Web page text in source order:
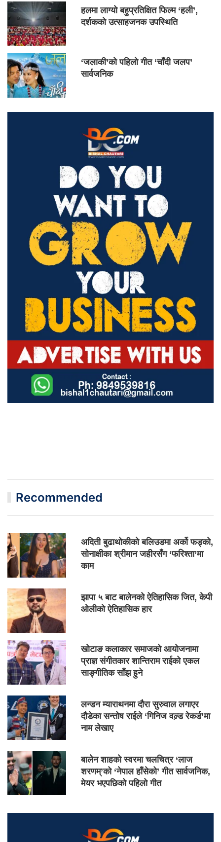
हलमा लाग्यो बहुप्रतिक्षित फिल्म ‘हली’,
दर्शकको उत्साहजनक उपस्थिति
‘जलाकी’को पहिलो गीत ‘चाँदी जलप’
सार्वजनिक
Recommended
अदिती बुढाथोकीको बलिउडमा अर्को फड्को,
सोनाक्षीका श्रीमान जहीरसँग ‘फरिश्ता’मा
काम
झापा ५ बाट बालेनको ऐतिहासिक जित, केपी
ओलीको ऐतिहासिक हार
खोटाङ कलाकार समाजको आयोजनामा
प्राज्ञ संगीतकार शान्तिराम राईको एकल
साङ्गीतिक साँझ हुने
लन्डन म्याराथनमा दौरा सुरुवाल लगाएर
दौडेका सन्तोष राईले ‘गिनिज वल्र्ड रेकर्ड’मा
नाम लेखाए
बालेन शाहको स्वरमा चलचित्र ‘लाज
शरणम्’को ‘नेपाल हाँसेको’ गीत सार्वजनिक,
मेयर भएपछिको पहिलो गीत